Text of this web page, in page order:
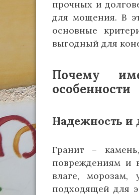
прочных и
для мощения. В
основные
выгодный для
Почему
особенности
Надежность и
Гранит –
повреждениям и
влаге, морозам,
подходящей для